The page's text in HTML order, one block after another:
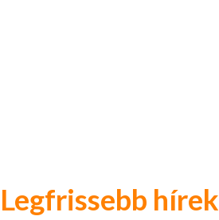
Legfrissebb hírek